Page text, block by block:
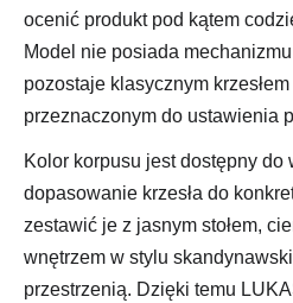
ocenić produkt pod kątem
Model nie posiada
pozostaje klasycznym
przeznaczonym do ustawienia
Kolor korpusu jest dostępny do
dopasowanie krzesła do
zestawić je z jasnym stołem,
wnętrzem w stylu
przestrzenią. Dzięki temu